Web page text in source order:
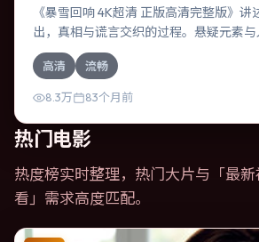
《暴雪回响 4K超清 正版高清完整版》讲
出，真相与谎言交织的过程。悬疑元素
合，王凯、基里安·墨菲的对手戏尤为出
在长镜头中积蓄张力，本片亦在英国实地
感。
高清 流畅
8.3万 83个月前
热门电影
热度榜实时整理，热门大片与「最
看 」需求高度匹配。